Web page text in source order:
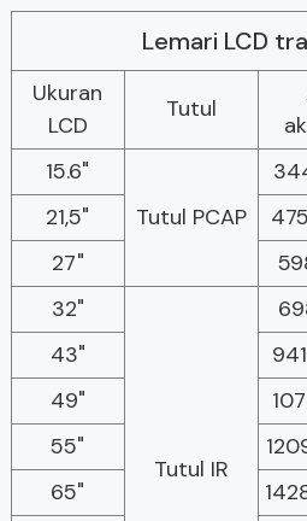
Lemari LCD
Ukuran
LCD
Tutul
15.6"
Tutul PCAP
21,5"
27"
32"
Tutul IR
43"
49"
55"
65"